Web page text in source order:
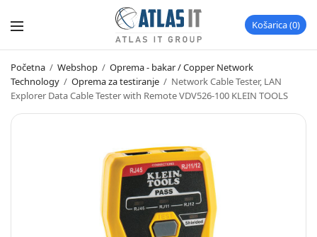
Košarica 0
Početna / Webshop / Oprema - bakar / Copper Network
Technology / Oprema za testiranje / Network Cable Tester, LAN
Explorer Data Cable Tester with Remote VDV526-100 KLEIN TOOLS